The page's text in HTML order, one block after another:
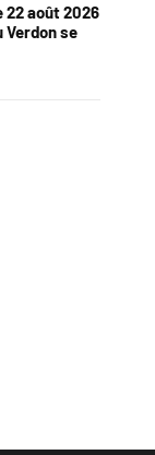
22 août 2026
Verdon se